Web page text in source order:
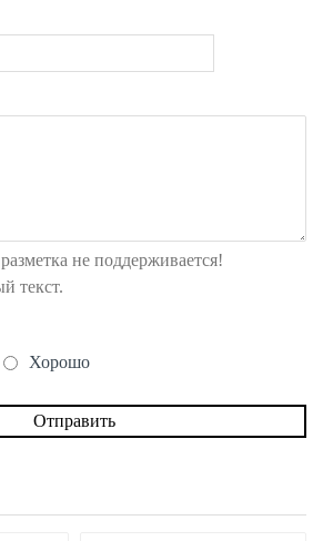
не поддерживается!
текст.
Хорошо
Отправить